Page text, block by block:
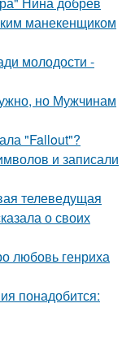
манекенщиком
молодости -
но Мужчинам
"Fallout"?
и записали
телеведущая
о своих
любовь генриха
понадобится: